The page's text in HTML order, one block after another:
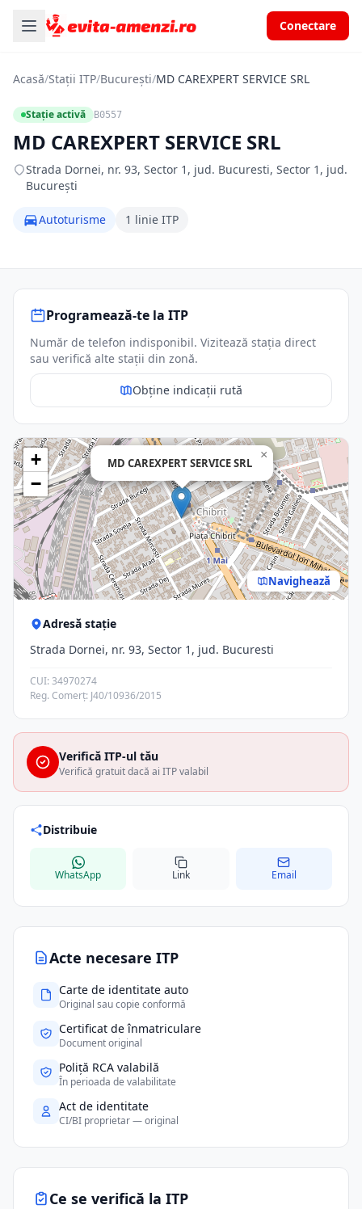
Conectare
Acasă/Stații ITP/București/MD CAREXPERT SERVICE SRL
Stație activă B0557
MD CAREXPERT SERVICE SRL
Strada Dornei, nr. 93, Sector 1, jud. Bucuresti, Sector 1, jud.
București
Autoturisme 1 linie ITP
Acte necesare ITP
Carte de identitate auto
Original sau copie conformă
Certificat de înmatriculare
Document original
Poliță RCA valabilă
În perioada de valabilitate
Act de identitate
CI/BI proprietar — original
Ce se verifică la ITP
Programează-te la ITP
Număr de telefon indisponibil. Vizitează stația direct
sau verifică alte stații din zonă.
Obține indicații rută
MD CAREXPERT SERVICE SRL
×
+
−
Navighează
Adresă stație
Strada Dornei, nr. 93, Sector 1, jud. Bucuresti
CUI: 34970274
Reg. Comerț: J40/10936/2015
Verifică ITP-ul tău
Verifică gratuit dacă ai ITP valabil
Distribuie
WhatsApp Link Email